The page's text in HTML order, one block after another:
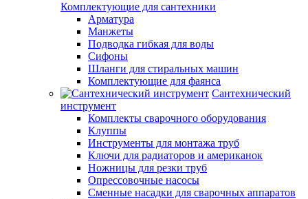
Комплектующие для сантехники
Арматура
Манжеты
Подводка гибкая для воды
Сифоны
Шланги для стиральных машин
Комплектующие для фаянса
Сантехнический
инструмент
Комплекты сварочного оборудования
Клуппы
Инструменты для монтажа труб
Ключи для радиаторов и американок
Ножницы для резки труб
Опрессовочные насосы
Сменные насадки для сварочных аппаратов